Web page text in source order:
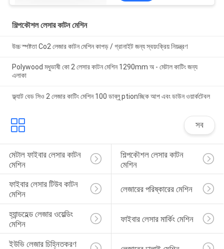
শিল্পকৌশল লেসার কাটন মেশিন
উচ্চ স্পষ্টতা Co2 লেজার কাটন মেশিন কাপড় / গ্রানাইট জন্য স্বয়ংক্রিয় নিয়ন্ত্রণ
Polywood মধুভাষী কো 2 লেসার কাটন মেশিন 1290mm অ - মেটাল কাটিং জন্য
এলাকা
ফ্ল্যাট বেড সিও 2 লেজার কাটিং মেশিন 100 ডাব্লু ptionচ্ছিক আপ এবং ডাউন ওয়ার্কটেবল
সব
মেটাল ফাইবার লেসার কাটন
মেশিন
শিল্পকৌশল লেসার কাটন
মেশিন
ফাইবার লেসার টিউব কাটন
মেশিন
লেজারের পরিষ্কারের মেশিন
হ্যান্ডহেল্ড লেজার ওয়েল্ডিং
মেশিন
ফাইবার লেসার মার্কিং মেশিন
ইউভি লেজার চিহ্নিতকরণ